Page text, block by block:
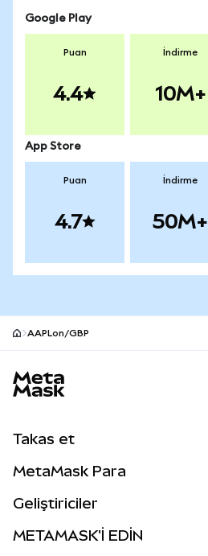
Google Play
Puan
4.4
İndirme
10M+
App Store
Puan
4.7
İndirme
50M+
AAPLon/GBP
Takas et
Perps
RWA'lar
MetaMask Para
Geliştiriciler
METAMASK'İ EDİN